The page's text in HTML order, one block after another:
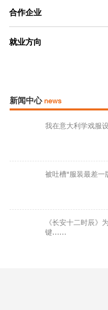
合作企业
就业方向
新闻中心news
我在意大利学戏服
被吐槽“服装最差
《长安十二时辰》
键……